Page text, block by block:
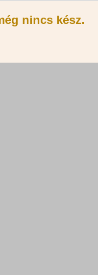
nincs kész.